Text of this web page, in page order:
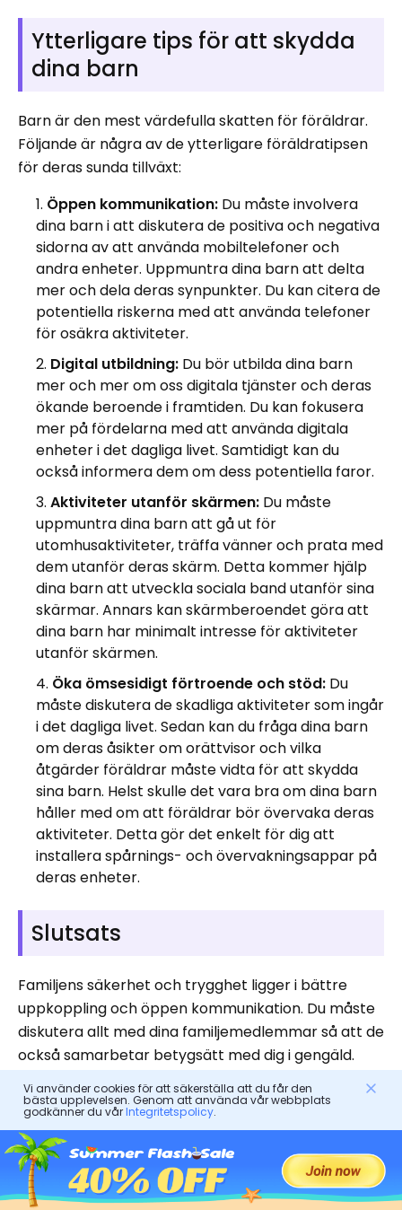
Ytterligare tips för att skydda
dina barn
Barn är den mest värdefulla skatten för föräldrar.
Följande är några av de ytterligare föräldratipsen
för deras sunda tillväxt:
Öppen kommunikation: Du måste involvera
dina barn i att diskutera de positiva och negativa
sidorna av att använda mobiltelefoner och
andra enheter. Uppmuntra dina barn att delta
mer och dela deras synpunkter. Du kan citera de
potentiella riskerna med att använda telefoner
för osäkra aktiviteter.
Digital utbildning: Du bör utbilda dina barn
mer och mer om oss digitala tjänster och deras
ökande beroende i framtiden. Du kan fokusera
mer på fördelarna med att använda digitala
enheter i det dagliga livet. Samtidigt kan du
också informera dem om dess potentiella faror.
Aktiviteter utanför skärmen: Du måste
uppmuntra dina barn att gå ut för
utomhusaktiviteter, träffa vänner och prata med
dem utanför deras skärm. Detta kommer hjälp
dina barn att utveckla sociala band utanför sina
skärmar. Annars kan skärmberoendet göra att
dina barn har minimalt intresse för aktiviteter
utanför skärmen.
Öka ömsesidigt förtroende och stöd: Du
måste diskutera de skadliga aktiviteter som ingår
i det dagliga livet. Sedan kan du fråga dina barn
om deras åsikter om orättvisor och vilka
åtgärder föräldrar måste vidta för att skydda
sina barn. Helst skulle det vara bra om dina barn
håller med om att föräldrar bör övervaka deras
aktiviteter. Detta gör det enkelt för dig att
installera spårnings- och övervakningsappar på
deras enheter.
Slutsats
Familjens säkerhet och trygghet ligger i bättre
uppkoppling och öppen kommunikation. Du måste
diskutera allt med dina familjemedlemmar så att de
också samarbetar betygsätt med dig i gengäld.
Att installera de bästa spårningsapparna för
familjen skulle kräva dina familjemedlemmars
enhetsbehörigheter. De kommer enkelt att tillåta
att spårningsapparna installeras om du diskuterar
och informerar dem om deras betydelse för att
Vi använder cookies för att säkerställa att du får den
bästa upplevelsen. Genom att använda vår webbplats
godkänner du vårIntegritetspolicy.